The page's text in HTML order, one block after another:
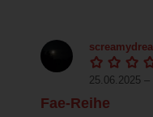
25.06.2025 –
Fae-Reihe